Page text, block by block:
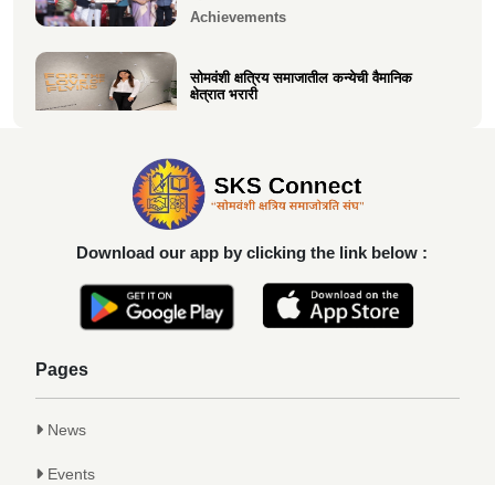
Achievements
सोमवंशी क्षत्रिय समाजातील कन्येची वैमानिक
क्षेत्रात भरारी
दिलीप हरीचंद्र वर्तक चटाळे यांचे एलएलबी परीक्षेत
यश
Achievements
कु. आलाप किशोर सावे, आपल्या अथक परिश्रम व
गुणवत्तेवर यशस्वीर...
Achievements
Download our app by clicking the link below :
Pages
News
Events